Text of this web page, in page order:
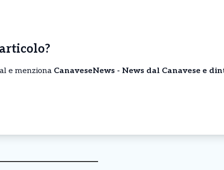
e menziona CanaveseNews - News dal Canavese e